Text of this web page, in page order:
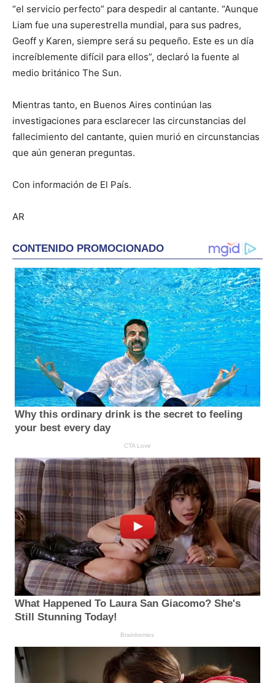
“el servicio perfecto” para despedir al cantante. “Aunque
Liam fue una superestrella mundial, para sus padres,
Geoff y Karen, siempre será su pequeño. Este es un día
increíblemente difícil para ellos”, declaró la fuente al
medio británico The Sun.
Mientras tanto, en Buenos Aires continúan las
investigaciones para esclarecer las circunstancias del
fallecimiento del cantante, quien murió en circunstancias
que aún generan preguntas.
Con información de El País.
AR